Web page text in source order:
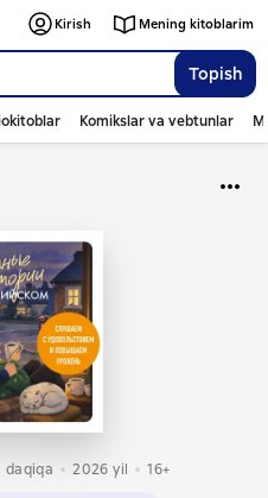
Topish
Kirish Mening kitoblarim
Komikslar va vebtunlar
daqiqa 2026 yil 16+